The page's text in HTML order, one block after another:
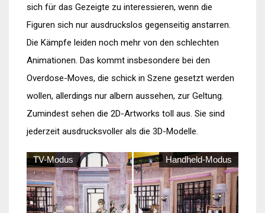
sich für das Gezeigte zu interessieren, wenn die
Figuren sich nur ausdruckslos gegenseitig anstarren.
Die Kämpfe leiden noch mehr von den schlechten
Animationen. Das kommt insbesondere bei den
Overdose-Moves, die schick in Szene gesetzt werden
wollen, allerdings nur albern aussehen, zur Geltung.
Zumindest sehen die 2D-Artworks toll aus. Sie sind
jederzeit ausdrucksvoller als die 3D-Modelle.
TV-Modus Handheld-Modus